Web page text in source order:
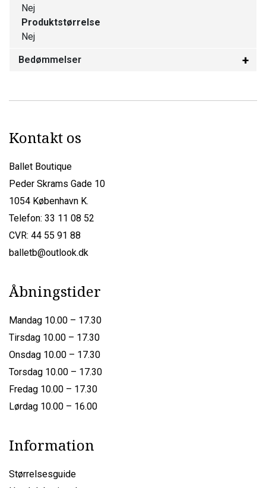
Nej
Produktstørrelse
Nej
Bedømmelser
Kontakt os
Ballet Boutique
Peder Skrams Gade 10
1054 København K.
Telefon: 33 11 08 52
CVR: 44 55 91 88
balletb@outlook.dk
Åbningstider
Mandag 10.00 – 17.30
Tirsdag 10.00 – 17.30
Onsdag 10.00 – 17.30
Torsdag 10.00 – 17.30
Fredag 10.00 – 17.30
Lørdag 10.00 – 16.00
Information
Størrelsesguide